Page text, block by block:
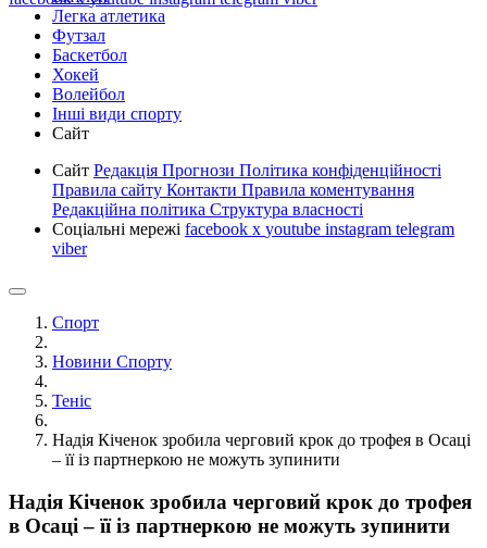
Легка атлетика
Футзал
Баскетбол
Хокей
Волейбол
Інші види спорту
Сайт
Сайт Редакція Прогнози Політика конфіденційності
Правила сайту Контакти Правила коментування
Редакційна політика Структура власності
Соціальні мережі facebook x youtube instagram telegram
viber
Спорт
Новини Спорту
Теніс
Надія Кіченок зробила черговий крок до трофея в Осаці
– її із партнеркою не можуть зупинити
Надія Кіченок зробила черговий крок до трофея
в Осаці – її із партнеркою не можуть зупинити